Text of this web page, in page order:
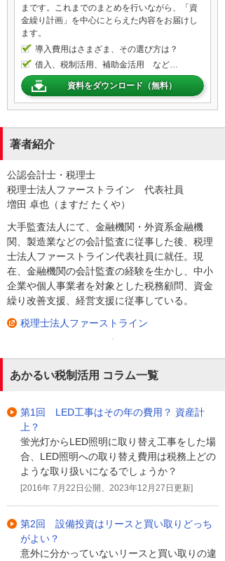
まです。これまでのまとめを行いながら、「資
金繰り計画」を中心にとらえた内容をお届けし
ます。
導入費用はさまざま、その選び方は？
借入、税制活用、補助金活用 など…
資料をダウンロード（無料）
著者紹介
公認会計士・税理士
税理士法人ファーストライン 代表社員
増田 卓也（ますだ たくや）
大手監査法人にて、金融機関・外資系金融機
関、製造業などの会計監査に従事した後、税理
士法人ファーストライン代表社員に就任。現
在、金融機関の会計監査の経験を生かし、中小
企業や個人事業者を対象とした税務顧問、資金
繰り改善支援、経営支援に従事している。
税理士法人ファーストライン
あかるい税制活用 コラム一覧
第1回 LED工事はその年の費用？ 資産計
上？
蛍光灯からLED照明に取り替え工事をした場
合、LED照明への取り替え費用は税務上どの
ような取り扱いになるでしょうか？
[2016年 7月22日公開、2023年12月27日更新]
第2回 設備投資はリースと買い取りどっち
がよい？
意外に分かっていないリースと買い取りの違